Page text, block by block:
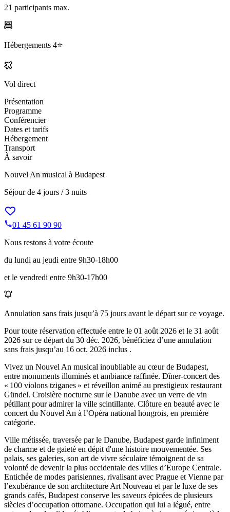
21 participants max.
Hébergements 4⭐️
Vol direct
Présentation
Programme
Conférencier
Dates et tarifs
Hébergement
Transport
À savoir
Nouvel An musical à Budapest
Séjour de 4 jours / 3 nuits
01 45 61 90 90
Nous restons à votre écoute
du lundi au jeudi entre 9h30-18h00
et le vendredi entre 9h30-17h00
Annulation sans frais jusqu’à 75 jours avant le départ sur ce voyage.
Pour toute réservation effectuée entre le 01 août 2026 et le 31 août
2026 sur ce départ du 30 déc. 2026, bénéficiez d’une annulation
sans frais jusqu’au 16 oct. 2026 inclus .
Vivez un Nouvel An musical inoubliable au cœur de Budapest,
entre monuments illuminés et ambiance raffinée. Dîner-concert des
« 100 violons tziganes » et réveillon animé au prestigieux restaurant
Gündel. Croisière nocturne sur le Danube avec un verre de vin
pétillant pour admirer la ville scintillante. Clôture en beauté avec le
concert du Nouvel An à l’Opéra national hongrois, en première
catégorie.
Ville métissée, traversée par le Danube, Budapest garde infiniment
de charme et de gaieté en dépit d'une histoire mouvementée. Ses
palais, ses galeries, son art de vivre séculaire témoignent de sa
volonté de devenir la plus occidentale des villes d’Europe Centrale.
Entichée de modes parisiennes, rivalisant avec Prague et Vienne par
l’exubérance de son architecture Art Nouveau et par le luxe de ses
grands cafés, Budapest conserve les saveurs épicées de plusieurs
siècles d’occupation ottomane. Occupation qui lui a légué, entre